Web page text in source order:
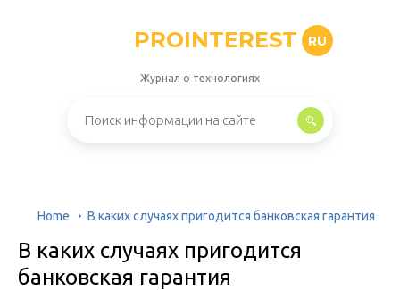
PROINTEREST RU
Журнал о технологиях
Home В каких случаях пригодится банковская гарантия
В каких случаях пригодится
банковская гарантия